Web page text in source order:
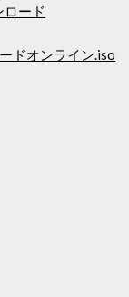
ード
ドオンライン.iso